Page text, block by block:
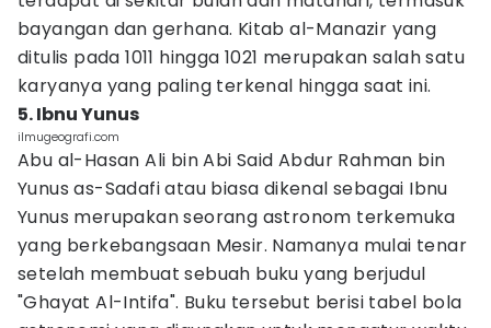
bayangan dan gerhana. Kitab al-Manazir yang
ditulis pada 1011 hingga 1021 merupakan salah satu
karyanya yang paling terkenal hingga saat ini.
5. Ibnu Yunus
ilmugeografi.com
Abu al-Hasan Ali bin Abi Said Abdur Rahman bin
Yunus as-Sadafi atau biasa dikenal sebagai Ibnu
Yunus merupakan seorang astronom terkemuka
yang berkebangsaan Mesir. Namanya mulai tenar
setelah membuat sebuah buku yang berjudul
"Ghayat Al-Intifa". Buku tersebut berisi tabel bola